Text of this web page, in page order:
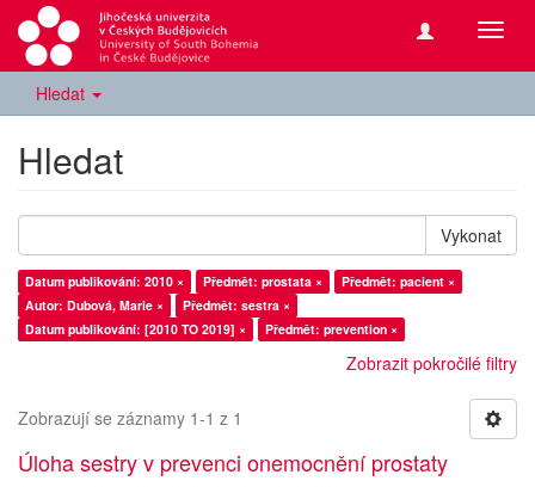
Hledat
Hledat
Vykonat
Datum publikování: 2010 × Předmět: prostata ×
Předmět: pacient ×
Autor: Dubová, Marie ×
Předmět: sestra ×
Datum publikování: [2010 TO 2019] ×
Předmět: prevention ×
Zobrazit pokročilé filtry
Zobrazují se záznamy 1-1 z 1
Úloha sestry v prevenci onemocnění prostaty